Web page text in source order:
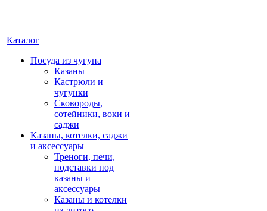
Каталог
Посуда из чугуна
Казаны
Кастрюли и
чугунки
Сковороды,
сотейники, воки и
саджи
Казаны, котелки, саджи
и аксессуары
Треноги, печи,
подставки под
казаны и
аксессуары
Казаны и котелки